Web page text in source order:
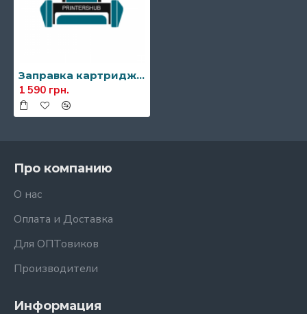
Заправка картриджа Konica Minolta TN311
1 590 грн.
Про компанию
О нас
Оплата и Доставка
Для ОПТовиков
Производители
Информация